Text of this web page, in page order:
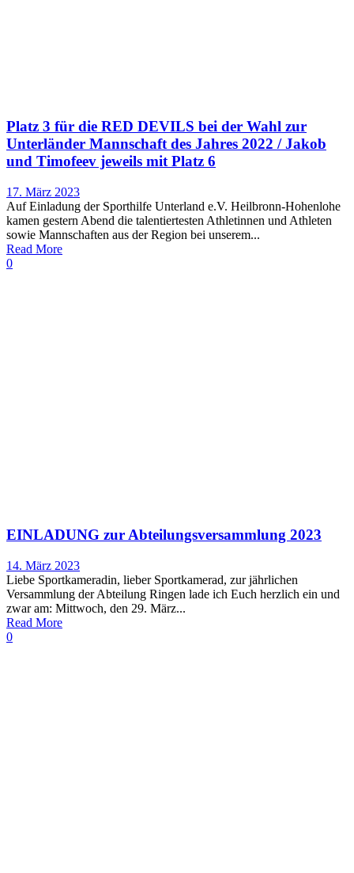
Platz 3 für die RED DEVILS bei der Wahl zur
Unterländer Mannschaft des Jahres 2022 / Jakob
und Timofeev jeweils mit Platz 6
17. März 2023
Auf Einladung der Sporthilfe Unterland e.V. Heilbronn-Hohenlohe
kamen gestern Abend die talentiertesten Athletinnen und Athleten
sowie Mannschaften aus der Region bei unserem...
Read More
0
EINLADUNG zur Abteilungsversammlung 2023
14. März 2023
Liebe Sportkameradin, lieber Sportkamerad, zur jährlichen
Versammlung der Abteilung Ringen lade ich Euch herzlich ein und
zwar am: Mittwoch, den 29. März...
Read More
0